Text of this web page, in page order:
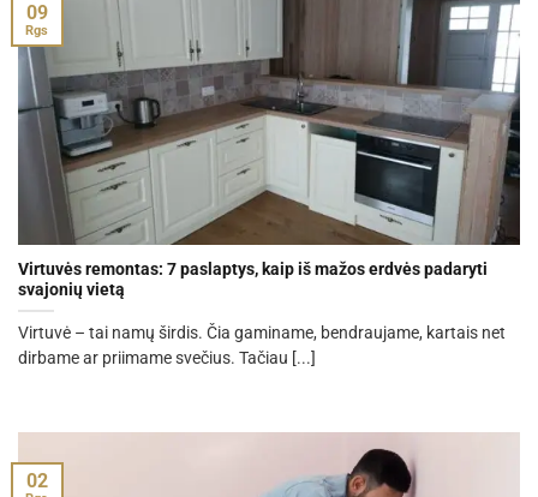
Virtuvės remontas: 7 paslaptys, kaip iš mažos erdvės padaryti
svajonių vietą
Virtuvė – tai namų širdis. Čia gaminame, bendraujame, kartais net
dirbame ar priimame svečius. Tačiau [...]
09
Rgs
02